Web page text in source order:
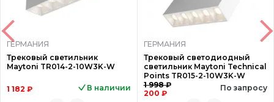
ГЕРМАНИЯ
Трековый светильник
Maytoni TR014-2-10W3K-W
1 182 ₽ В наличии
ГЕРМАНИЯ
Трековый светодиодный
светильник Maytoni Technical
Points TR015-2-10W3K-W
1 998 ₽
200 ₽
По запросу